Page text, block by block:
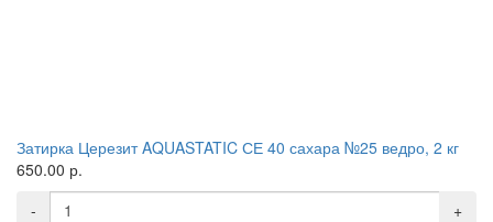
Затирка Церезит AQUASTATIC СЕ 40 сахара №25 ведро, 2 кг
650.00 р.
-
+